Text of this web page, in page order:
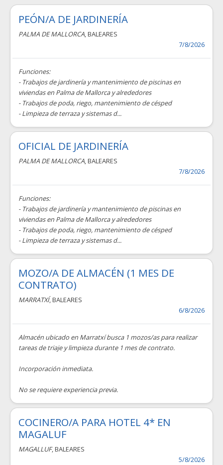
PEÓN/A DE JARDINERÍA
PALMA DE MALLORCA, BALEARES
7/8/2026
Funciones:
- Trabajos de jardinería y mantenimiento de piscinas en
viviendas en Palma de Mallorca y alrededores
- Trabajos de poda, riego, mantenimiento de césped
- Limpieza de terraza y sistemas d...
OFICIAL DE JARDINERÍA
PALMA DE MALLORCA, BALEARES
7/8/2026
Funciones:
- Trabajos de jardinería y mantenimiento de piscinas en
viviendas en Palma de Mallorca y alrededores
- Trabajos de poda, riego, mantenimiento de césped
- Limpieza de terraza y sistemas d...
MOZO/A DE ALMACÉN (1 MES DE
CONTRATO)
MARRATXÍ, BALEARES
6/8/2026
Almacén ubicado en Marratxí busca 1 mozos/as para realizar
tareas de triaje y limpieza durante 1 mes de contrato.
Incorporación inmediata.
No se requiere experiencia previa.
COCINERO/A PARA HOTEL 4* EN
MAGALUF
MAGALLUF, BALEARES
5/8/2026